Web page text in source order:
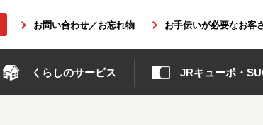
お問い合わせ／お忘れ物 お手伝いが必要なお客
くらしのサービス JRキューポ・